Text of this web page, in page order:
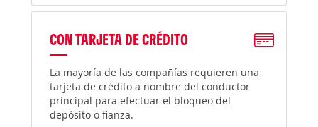
CON TARJETA DE CRÉDITO
La mayoría de las compañías requieren una
tarjeta de crédito a nombre del conductor
principal para efectuar el bloqueo del
depósito o fianza.